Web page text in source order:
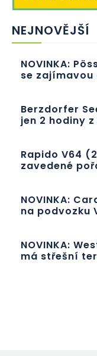
NEJNOVĚJŠÍ
NOVINKA:
se zajímavou
Berzdorfer
jen 2 hodiny
Rapido V64
zavedené
NOVINKA:
na podvozku
NOVINKA:
má střešní